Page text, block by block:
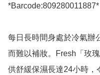
*Barcode:809280011887*
每日長時間身處於冷氣辦
而難以補妝。Fresh「玫
供舒緩保濕長達24小時，